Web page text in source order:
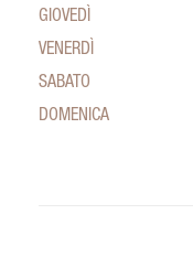
GIOVEDÌ
VENERDÌ
SABATO
DOMENICA